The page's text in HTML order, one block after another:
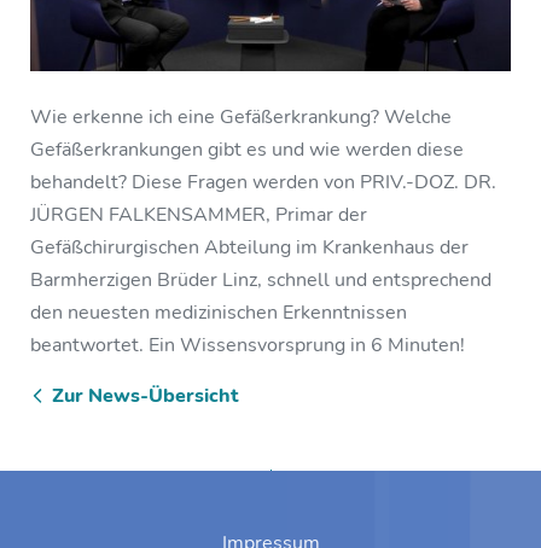
Wie erkenne ich eine Gefäßerkrankung? Welche
Gefäßerkrankungen gibt es und wie werden diese
behandelt? Diese Fragen werden von PRIV.-DOZ. DR.
JÜRGEN FALKENSAMMER, Primar der
Gefäßchirurgischen Abteilung im Krankenhaus der
Barmherzigen Brüder Linz, schnell und entsprechend
den neuesten medizinischen Erkenntnissen
beantwortet. Ein Wissensvorsprung in 6 Minuten!
Zur News-Übersicht